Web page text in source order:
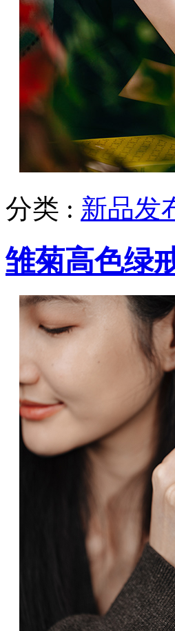
分类 : 新品发
雏菊高色绿